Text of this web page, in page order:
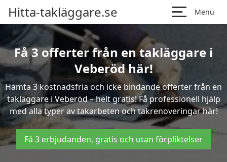
Hitta-takläggare.se Menu
Få 3 offerter från en takläggare i
Veberöd här!
Hämta 3 kostnadsfria och icke bindande offerter från en
takläggare i Veberöd – helt gratis! Få professionell hjälp
med alla typer av takarbeten och takrenoveringar här!
Få 3 erbjudanden, gratis och utan förpliktelser